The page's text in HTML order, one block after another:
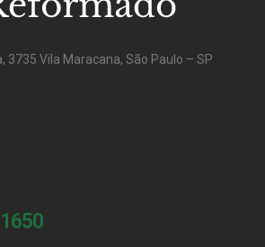
3735 Vila Maracana, São Paulo – SP